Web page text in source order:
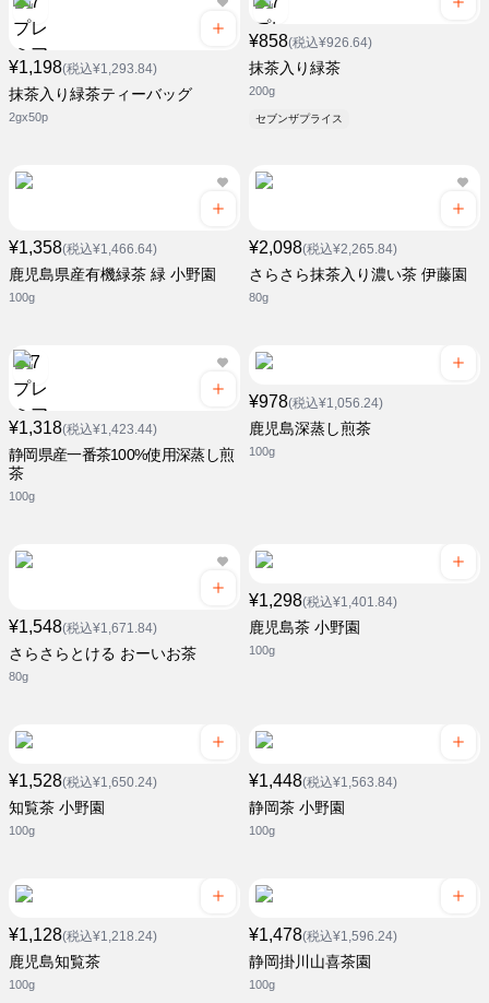
¥1,198(税込¥1,293.84)
抹茶入り緑茶ティーバッグ
2gx50p
¥858(税込¥926.64)
抹茶入り緑茶
200g
セブンザプライス
¥1,358(税込¥1,466.64)
鹿児島県産有機緑茶 緑 小野園
100g
¥2,098(税込¥2,265.84)
さらさら抹茶入り濃い茶 伊藤園
80g
¥1,318(税込¥1,423.44)
静岡県産一番茶100%使用深蒸し煎
茶
100g
¥978(税込¥1,056.24)
鹿児島深蒸し煎茶
100g
¥1,548(税込¥1,671.84)
さらさらとける おーいお茶
80g
¥1,298(税込¥1,401.84)
鹿児島茶 小野園
100g
¥1,528(税込¥1,650.24)
知覧茶 小野園
100g
¥1,448(税込¥1,563.84)
静岡茶 小野園
100g
¥1,128(税込¥1,218.24)
鹿児島知覧茶
100g
¥1,478(税込¥1,596.24)
静岡掛川山喜茶園
100g